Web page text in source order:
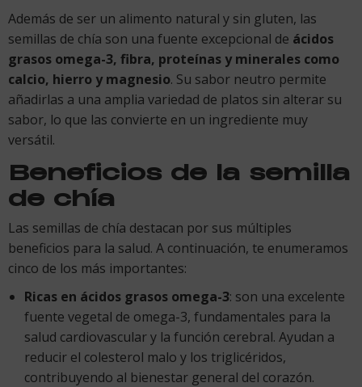
Además de ser un alimento natural y sin gluten, las
semillas de chía son una fuente excepcional de ácidos
grasos omega-3, fibra, proteínas y minerales como
calcio, hierro y magnesio. Su sabor neutro permite
añadirlas a una amplia variedad de platos sin alterar su
sabor, lo que las convierte en un ingrediente muy
versátil.
Beneficios de la semilla
de chía
Las semillas de chía destacan por sus múltiples
beneficios para la salud. A continuación, te enumeramos
cinco de los más importantes:
Ricas en ácidos grasos omega-3: son una excelente
fuente vegetal de omega-3, fundamentales para la
salud cardiovascular y la función cerebral. Ayudan a
reducir el colesterol malo y los triglicéridos,
contribuyendo al bienestar general del corazón.